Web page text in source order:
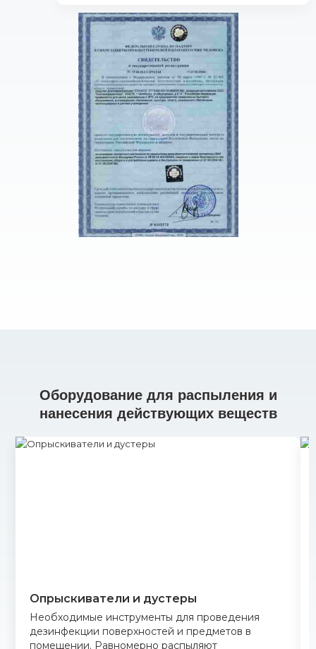
Оборудование для распыления и
нанесения действующих веществ
Опрыскиватели и дустеры
Необходимые инструменты для проведения
дезинфекции поверхностей и предметов в
помещении. Равномерно распыляют